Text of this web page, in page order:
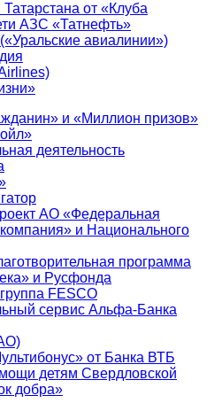
от «Клуба
АЗС «Татнефть»
авиалинии»)
и «Миллион призов»
деятельность
АО «Федеральная
и Национального
программа
и Русфонда
FESCO
сервис Альфа-Банка
от Банка ВТБ
детям Свердловской
добра»